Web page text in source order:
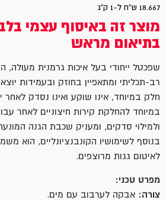
18.667 ש"ח ל-1 ק"ג
מוצר זה באיסוף עצמי
בתיאום מראש
שפכטל ייחודי בעל איכות גרמנית מעולה,
רב-תכליתי ומתאפיין בחוזק ובעמידות
חלק במיוחד, אינו שוקע ואינו נסדק לאחר
במיוחד להחלקת קירות חיצוניים לאחר
ולמילוי סדקים, ומעניק שכבת הגנה
בנוסף לשימושיו הקונבנציונליים, הוא
לאיטום גגות מרוצפים.
מפרט טכני:
צורה: אבקה לערבוב עם מים.